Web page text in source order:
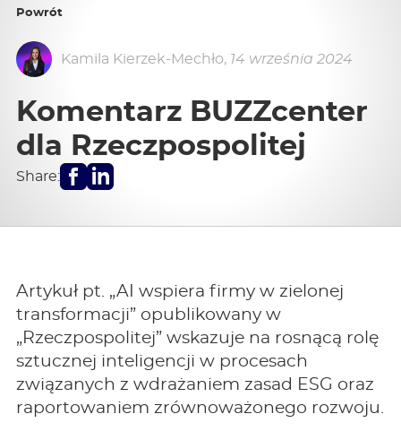
Powrót
Kamila Kierzek-Mechło, 14 września 2024
Komentarz BUZZcenter
dla Rzeczpospolitej
Share:
Artykuł pt. „AI wspiera firmy w zielonej
transformacji” opublikowany w
„Rzeczpospolitej” wskazuje na rosnącą rolę
sztucznej inteligencji w procesach
związanych z wdrażaniem zasad ESG oraz
raportowaniem zrównoważonego rozwoju.